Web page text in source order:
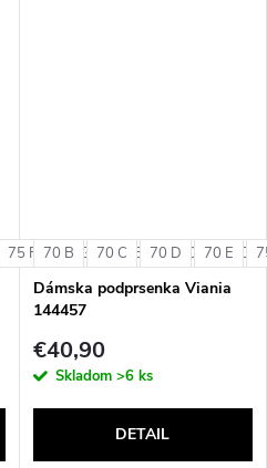
75 F 75 G 80 B 80 C 80 D
70 B 70 C 70 D 70 E
Dámska podprsenka Viania
144457
€40,90
Skladom >6 ks
DETAIL